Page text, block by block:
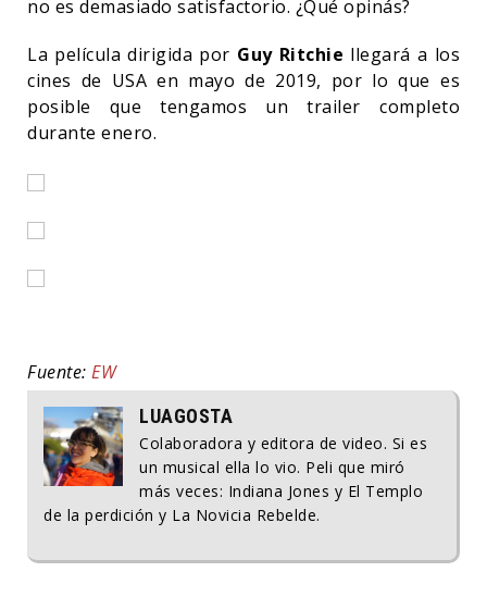
no es demasiado satisfactorio. ¿Qué opinás?
La película dirigida por Guy Ritchie llegará a los
cines de USA en mayo de 2019, por lo que es
posible que tengamos un trailer completo
durante enero.
Fuente: EW
LUAGOSTA
Colaboradora y editora de video. Si es
un musical ella lo vio. Peli que miró
más veces: Indiana Jones y El Templo
de la perdición y La Novicia Rebelde.